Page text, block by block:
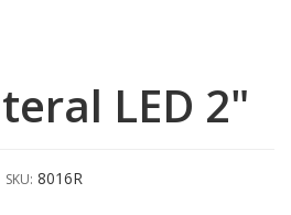
LED 2"
SKU: 8016R